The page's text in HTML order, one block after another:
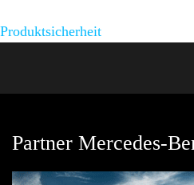
Produktsicherheit
Partner Mercedes-